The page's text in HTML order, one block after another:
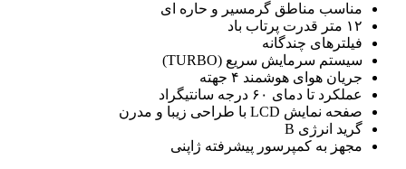
مناسب مناطق گرمسیر و حاره ای
۱۲ متر قدرت پرتاب باد
فیلترهای چندگانه
سیستم سرمایش سریع (TURBO)
جریان هوای هوشمند ۴ جهته
عملکرد تا دمای ۶۰ درجه سانتیگراد
صفحه نمایش LCD با طراحی زیبا و مدرن
گرید انرژی B
مجهز به کمپرسور پیشرفته ژاپنی